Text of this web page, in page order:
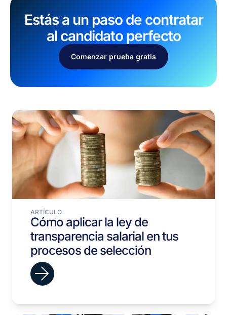
Estás a un paso de contratar
al candidato perfecto
Comenzar prueba gratis
ARTÍCULO
Cómo aplicar la ley de
transparencia salarial en tus
procesos de selección